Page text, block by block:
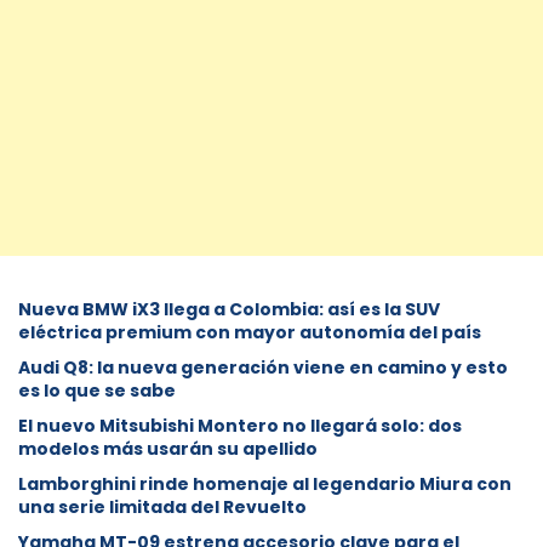
Nueva BMW iX3 llega a Colombia: así es la SUV
eléctrica premium con mayor autonomía del país
Audi Q8: la nueva generación viene en camino y esto
es lo que se sabe
⁠El nuevo Mitsubishi Montero no llegará solo: dos
modelos más usarán su apellido
Lamborghini rinde homenaje al legendario Miura con
una serie limitada del Revuelto